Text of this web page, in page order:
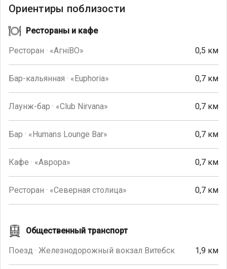
Ориентиры поблизости
Рестораны и кафе
Ресторан · «AгнiВО» 0,5 км
Бар-кальянная · «Euphoria» 0,7 км
Лаунж-бар · «Club Nirvana» 0,7 км
Бар · «Humans Lounge Bar» 0,7 км
Кафе · «Аврора» 0,7 км
Ресторан · «Северная столица» 0,7 км
Общественный транспорт
Поезд · Железнодорожный вокзал Витебск 1,9 км